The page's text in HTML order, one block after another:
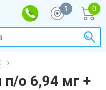
1
о 6,94 мг +